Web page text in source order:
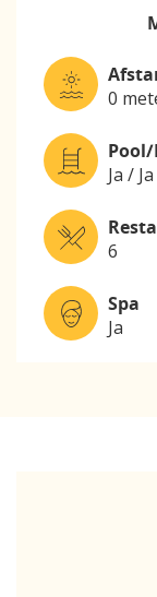
0
Ja / Ja
6
Spa
Ja